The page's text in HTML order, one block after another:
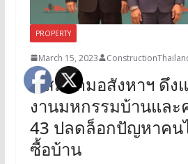
PROPERTY
March 15, 2023
3 สมาคมอสังหาฯ ดึง
งานมหกรรมบ้านและ
43 ปลดล็อกปัญหาคน
ซื้อบ้าน